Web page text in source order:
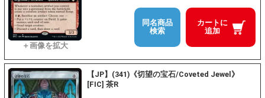
カートに
追加
同名商品
検索
【JP】(341)《切望の宝石/Coveted Jewel》
[FIC] 茶R